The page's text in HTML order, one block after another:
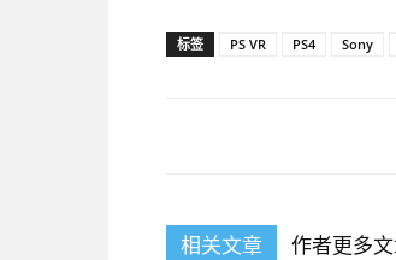
标签 PS VR PS4 Sony
相关文章 作者更多